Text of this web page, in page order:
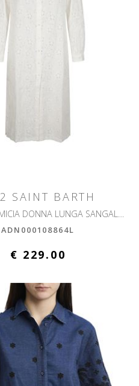
SAINT BARTH
ADELINE CAMICIA DONNA LUNGA SANGALLO HIBISCUS
ADN000108864L
€ 229.00